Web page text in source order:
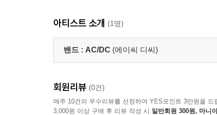
아티스트 소개 (1명)
밴드 : AC/DC (에이씨 디씨)
회원리뷰 (0건)
매주 10건의 우수리뷰를 선정하여 YES포인트 3만원을 드
3,000원 이상 구매 후 리뷰 작성 시 일반회원 300원, 마니